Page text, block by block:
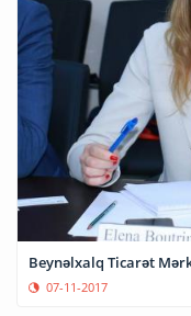
Beynəlxalq Ticarət
07-11-2017